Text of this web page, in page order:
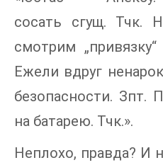
сосать сгущ. Тчк.
смотрим
Ежели вдруг
безопасности. Зпт.
на батарею. Тчк.».
Неплохо, правда? И